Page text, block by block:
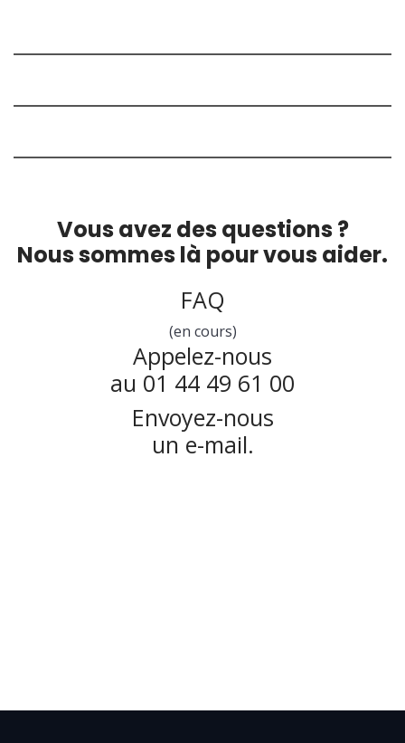
Vous avez des questions ?
Nous sommes là pour vous aider.
FAQ
(en cours)
Appelez-nous
au 01 44 49 61 00
Envoyez-nous
un e-mail.